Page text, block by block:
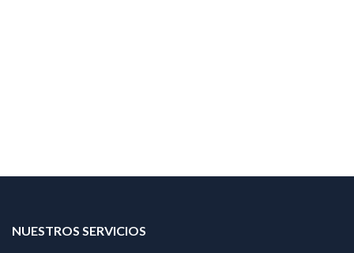
NUESTROS SERVICIOS